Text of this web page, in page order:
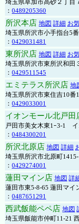
埼玉県草加市高砂２丁
： 0489205360
所沢本店 地図 詳細 お
埼玉県所沢市小手指台5
： 0429031481
東所沢店 地図 詳細 お
埼玉県所沢市東所沢和田
： 0429511545
エミテラス所沢店 地
埼玉県所沢市東住吉10番
： 0429033001
イオンモール北戸田
戸田市美女木東1ｰ3‐1
： 0484300201
所沢北原店 地図 詳細
埼玉県所沢市北原町
： 0429274001
蓮田マイン店 地図 詳
蓮田市東5-8-65 蓮田マイ
： 0487651291
西武飯能ペペ店 地図
埼玉県飯能市仲町11-21